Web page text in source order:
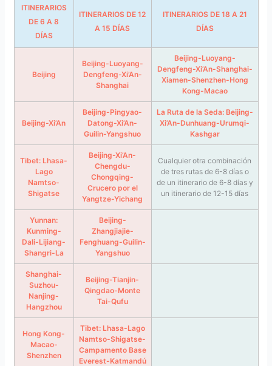
ITINERARIOS
DE 6 A 8
DÍAS
ITINERARIOS DE 12
A 15 DÍAS
ITINERARIOS DE 18 A 21
DÍAS
Beijing
Beijing-Luoyang-
Dengfeng-Xi’An-
Shanghai
Beijing-Luoyang-
Dengfeng-Xi’An-Shanghai-
Xiamen-Shenzhen-Hong
Kong-Macao
Beijing-Xi’An
Beijing-Pingyao-
Datong-Xi’An-
Guilin-Yangshuo
La Ruta de la Seda: Beijing-
Xi’An-Dunhuang-Urumqi-
Kashgar
Tibet: Lhasa-
Lago
Namtso-
Shigatse
Beijing-Xi’An-
Chengdu-
Chongqing-
Crucero por el
Yangtze-Yichang
Cualquier otra combinación
de tres rutas de 6-8 días o
de un itinerario de 6-8 días y
un itinerario de 12-15 días
Yunnan:
Kunming-
Dali-Lijiang-
Shangri-La
Beijing-
Zhangjiajie-
Fenghuang-Guilin-
Yangshuo
Shanghai-
Suzhou-
Nanjing-
Hangzhou
Beijing-Tianjin-
Qingdao-Monte
Tai-Qufu
Hong Kong-
Macao-
Shenzhen
Tibet: Lhasa-Lago
Namtso-Shigatse-
Campamento Base
Everest-Katmandú